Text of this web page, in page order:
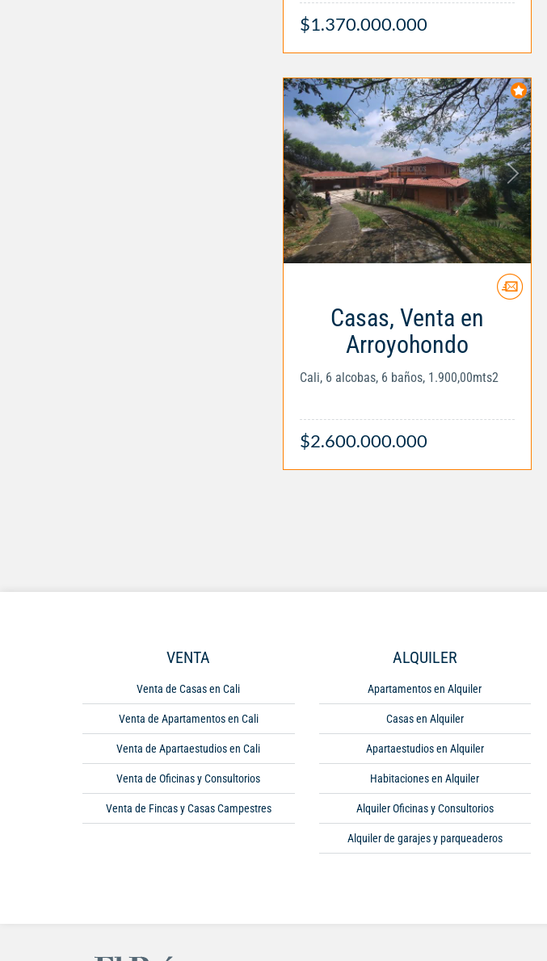
$1.370.000.000
Casas, Venta en
Arroyohondo
Cali, 6 alcobas, 6 baños, 1.900,00mts2
$2.600.000.000
VENTA
Venta de Casas en Cali
Venta de Apartamentos en Cali
Venta de Apartaestudios en Cali
Venta de Oficinas y Consultorios
Venta de Fincas y Casas Campestres
ALQUILER
Apartamentos en Alquiler
Casas en Alquiler
Apartaestudios en Alquiler
Habitaciones en Alquiler
Alquiler Oficinas y Consultorios
Alquiler de garajes y parqueaderos